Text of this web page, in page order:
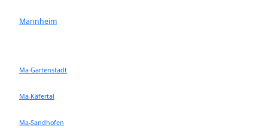
Mannheim
Ma-Gartenstadt
Ma-Käfertal
Ma-Sandhofen